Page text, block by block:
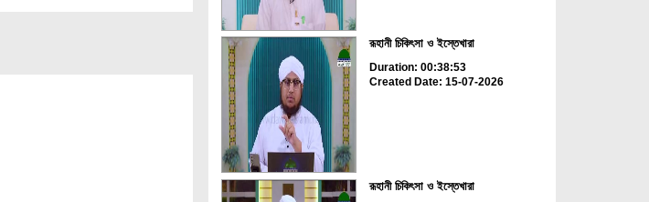
রূহানী চিকিৎসা ও ইস্তেখারা
Duration: 00:38:53
Created Date: 15-07-2026
রূহানী চিকিৎসা ও ইস্তেখারা